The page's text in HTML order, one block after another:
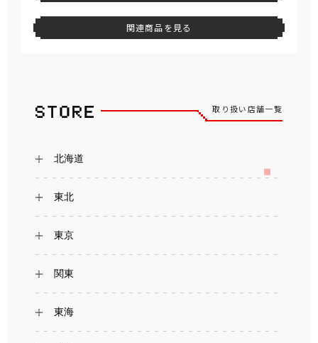
関連商品を見る
取り扱い店舗一覧
北海道
東北
東京
関東
東海